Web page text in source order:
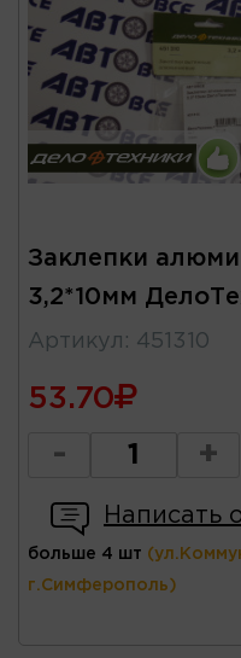
Заклепки
3,2*10мм
Артикул : 451310
53.70
- +
Написать
больше 4 шт
г.Симферополь)